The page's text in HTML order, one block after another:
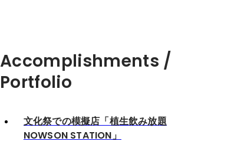
Accomplishments /
Portfolio
文化祭での模擬店「植生飲み放題
NOWSON STATION」